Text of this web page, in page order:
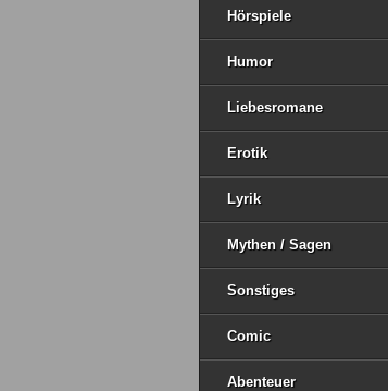
Hörspiele
Humor
Liebesromane
Erotik
Lyrik
Mythen / Sagen
Sonstiges
Comic
Abenteuer